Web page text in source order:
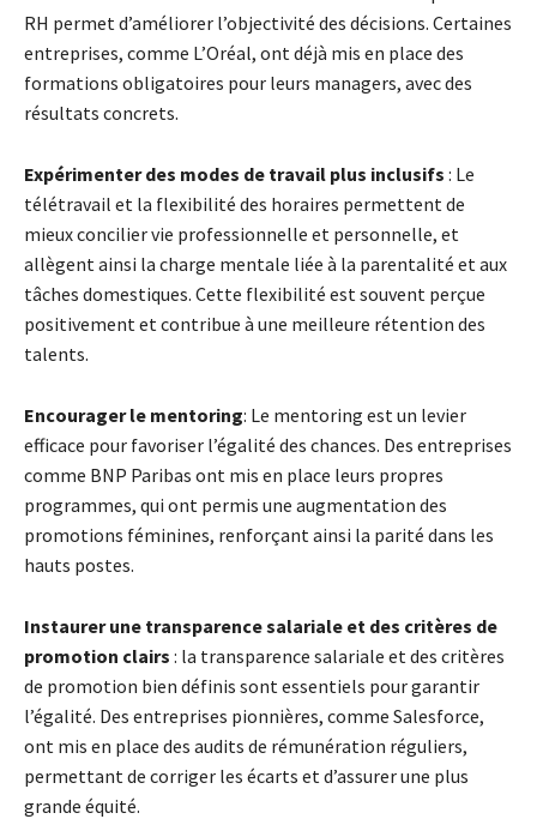
RH permet d’améliorer l’objectivité des décisions. Certaines
entreprises, comme L’Oréal, ont déjà mis en place des
formations obligatoires pour leurs managers, avec des
résultats concrets.
Expérimenter des modes de travail plus inclusifs : Le
télétravail et la flexibilité des horaires permettent de
mieux concilier vie professionnelle et personnelle, et
allègent ainsi la charge mentale liée à la parentalité et aux
tâches domestiques. Cette flexibilité est souvent perçue
positivement et contribue à une meilleure rétention des
talents.
Encourager le mentoring: Le mentoring est un levier
efficace pour favoriser l’égalité des chances. Des entreprises
comme BNP Paribas ont mis en place leurs propres
programmes, qui ont permis une augmentation des
promotions féminines, renforçant ainsi la parité dans les
hauts postes.
Instaurer une transparence salariale et des critères de
promotion clairs : la transparence salariale et des critères
de promotion bien définis sont essentiels pour garantir
l’égalité. Des entreprises pionnières, comme Salesforce,
ont mis en place des audits de rémunération réguliers,
permettant de corriger les écarts et d’assurer une plus
grande équité.